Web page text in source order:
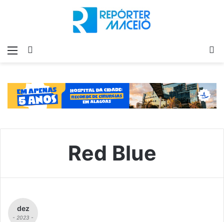
Menu
Red Blue
dez
- 2023 -